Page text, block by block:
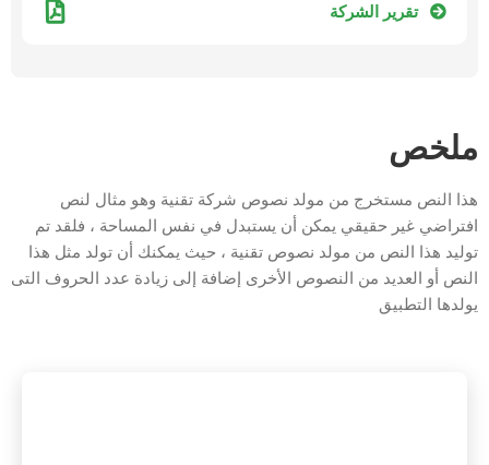
تقرير الشركة
ملخص
هذا النص مستخرج من مولد نصوص شركة تقنية وهو مثال لنص
افتراضي غير حقيقي يمكن أن يستبدل في نفس المساحة ، فلقد تم
توليد هذا النص من مولد نصوص تقنية ، حيث يمكنك أن تولد مثل هذا
النص أو العديد من النصوص الأخرى إضافة إلى زيادة عدد الحروف التى
يولدها التطبيق